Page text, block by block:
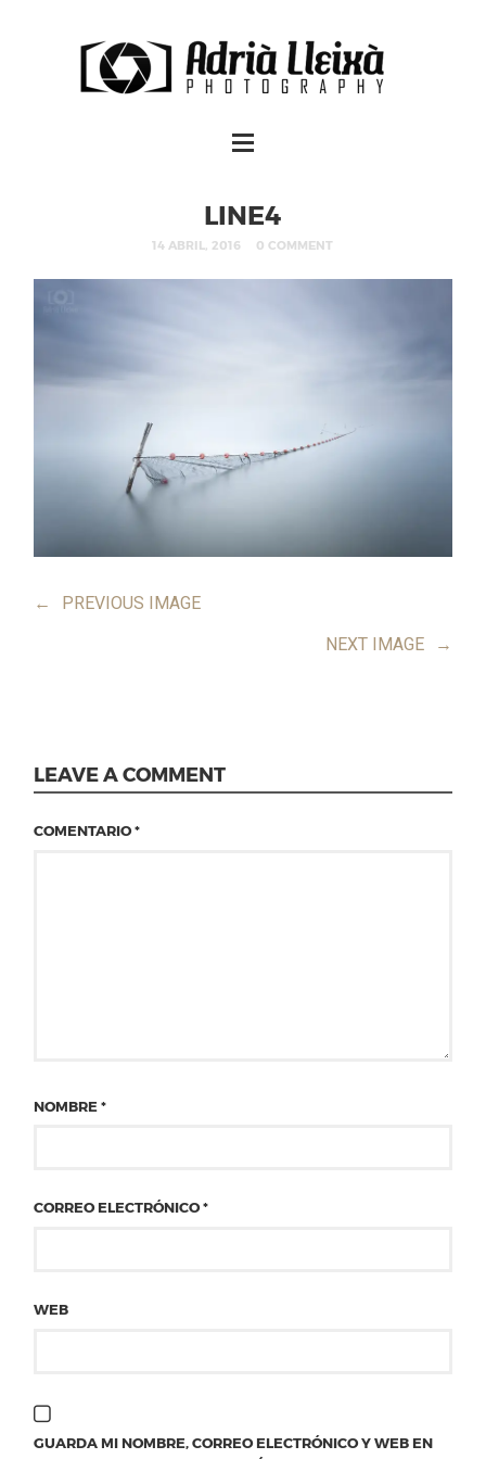
LINE4
14 ABRIL, 2016 0 COMMENT
←
PREVIOUS IMAGE
NEXT IMAGE
→
LEAVE A COMMENT
COMENTARIO*
NOMBRE*
CORREO ELECTRÓNICO*
WEB
GUARDA MI NOMBRE, CORREO ELECTRÓNICO Y WEB EN